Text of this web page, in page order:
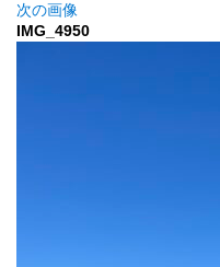
次の画像
IMG_4950